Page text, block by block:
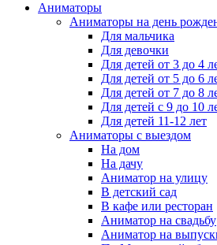
Аниматоры
Аниматоры на день
Для мальчика
Для девочки
Для детей от 3 до 4
Для детей от 5 до 6
Для детей от 7 до 8
Для детей с 9 до 10
Для детей 11-12 лет
Аниматоры с выездом
На дом
На дачу
Аниматор на улицу
В детский сад
В кафе или ресторан
Аниматор на свадьбу
Аниматор на